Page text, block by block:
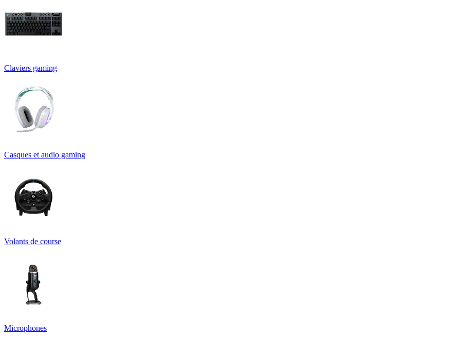
Claviers gaming
Casques et audio gaming
Volants de course
Microphones